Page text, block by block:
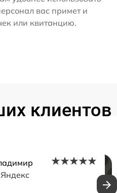
вас примет и
или квитанцию.
клиентов
Яндекс